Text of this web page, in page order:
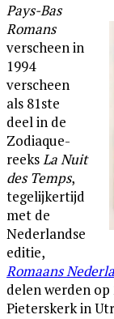
Pays-Bas
Romans
verscheen in
1994
verscheen
als 81ste
deel in de
Zodiaque-
reeksLa Nuit
des Temps,
tegelijkertijd
met de
Nederlandse
editie,
Romaans
delen werden
Pieterskerk in